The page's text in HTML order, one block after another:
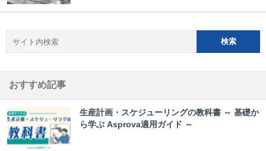
おすすめ記事
生産計画・スケジューリングの教科書 ～ 基礎か
ら学ぶ Asprova適用ガイド ～